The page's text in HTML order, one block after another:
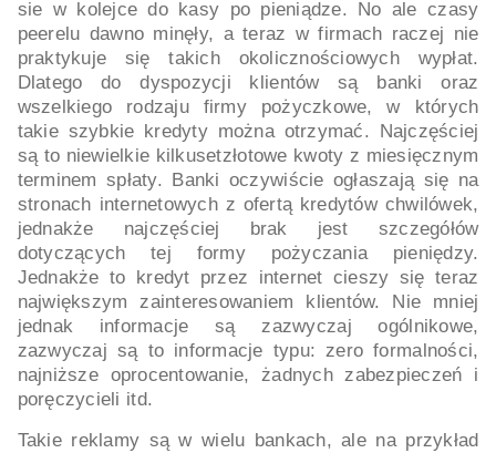
sie w kolejce do kasy po pieniądze. No ale czasy
peerelu dawno minęły, a teraz w firmach raczej nie
praktykuje się takich okolicznościowych wypłat.
Dlatego do dyspozycji klientów są banki oraz
wszelkiego rodzaju firmy pożyczkowe, w których
takie szybkie kredyty można otrzymać. Najczęściej
są to niewielkie kilkusetzłotowe kwoty z miesięcznym
terminem spłaty. Banki oczywiście ogłaszają się na
stronach internetowych z ofertą kredytów chwilówek,
jednakże najczęściej brak jest szczegółów
dotyczących tej formy pożyczania pieniędzy.
Jednakże to kredyt przez internet cieszy się teraz
największym zainteresowaniem klientów. Nie mniej
jednak informacje są zazwyczaj ogólnikowe,
zazwyczaj są to informacje typu: zero formalności,
najniższe oprocentowanie, żadnych zabezpieczeń i
poręczycieli itd.
Takie reklamy są w wielu bankach, ale na przykład